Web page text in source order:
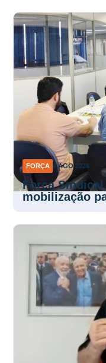
FORÇA 6 AGO 2026
Força
mobilização